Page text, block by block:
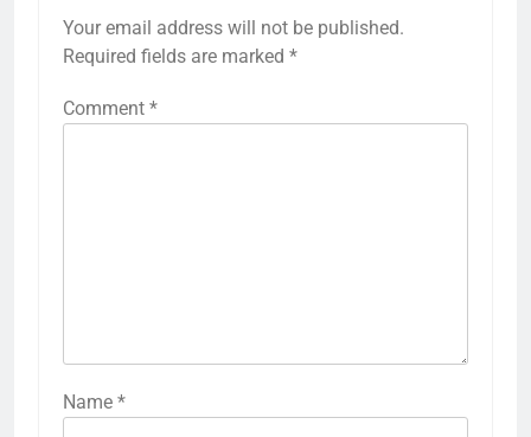
Your email address will not be published.
Required fields are marked *
Comment *
Name *